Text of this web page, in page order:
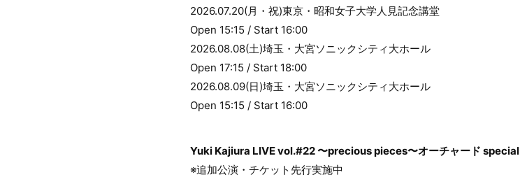
2026.07.20(月・祝)東京・昭和女子大学人見記念講堂
Open 15:15 / Start 16:00
2026.08.08(土)埼玉・大宮ソニックシティ大ホール
Open 17:15 / Start 18:00
2026.08.09(日)埼玉・大宮ソニックシティ大ホール
Open 15:15 / Start 16:00
Yuki Kajiura LIVE vol.#22 〜precious pieces〜オーチャード special
※追加公演・チケット先行実施中